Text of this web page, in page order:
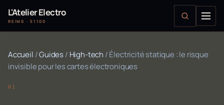
L'Atelier Electro
REIMS · 51100
Accueil /Guides/ High-tech /Électricité statique : le risque
invisible pour les cartes électroniques